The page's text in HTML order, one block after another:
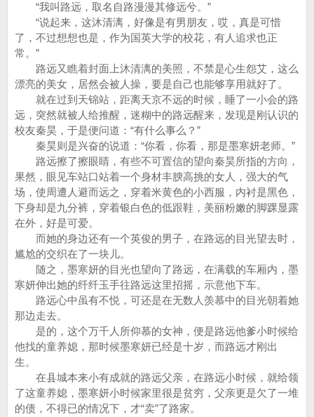
“我叫路远，取名自路漫漫其修远兮。”
“说起来，这沐清漓，好像是有男朋友，哎，真是可惜
了，不过想想也是，作为国英大学的校花，有人追求也正
常。”
路远又瞧着封面上沐清漓的美照，不禁是心生怨艾，这么
漂亮的美女，居然会被人操，要是自己也能够享用就好了。
就在过到天锦站，距离天京不远的时候，睡了一小会的路
远，突然就被人给推醒，迷糊中的路远醒来，发现是刚认识的
校友秦昊，于是便问道：“有什么事么？”
秦昊则是兴奋的说道：“你看，你看，那是墨寒妍老师。”
路远擦了擦眼睛，有些不可置信的望向秦昊所指的方向，
果然，眼见车站口站着一个身材丰腴高挑的女人，强大的气
场，使周遭人避而远之，穿着米黄色的小西服，内衬是黑色，
下身却是九分裤，穿着银白色的低跟鞋，美丽粉嫩的脚踝显露
在外，好是可爱。
而她的身边还有一个英俊的男子，在路远的目光望去时，
尴尬的交织在了一块儿。
随之，墨寒妍的目光也望向了路远，在满载的车厢内，墨
寒妍伸出她的纤纤玉手往路远这里招摇，示意他下车。
路远心中虽有不悦，可还是在无数人羡慕中的目光朝着她
那边走去。
是的，这个万千人所仰慕的女神，便是路远他爹小时候给
他找的童养媳，那时候墨寒妍已经是十岁，而路远才刚出
生。
在县城本来小有成就的路远父亲，在路远小时候，就给领
了这童养媳，墨寒妍小时候家里很是贫穷，父亲更是欠了一堆
的债，不得已的情况下，才“卖”了路家。